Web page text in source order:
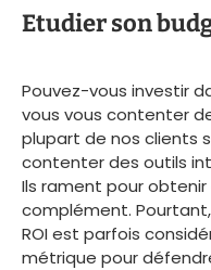
Etudier son
Pouvez-vous investir
vous vous contenter
plupart de nos clients
contenter des outils
Ils rament pour
complément.
ROI est parfois
métrique pour